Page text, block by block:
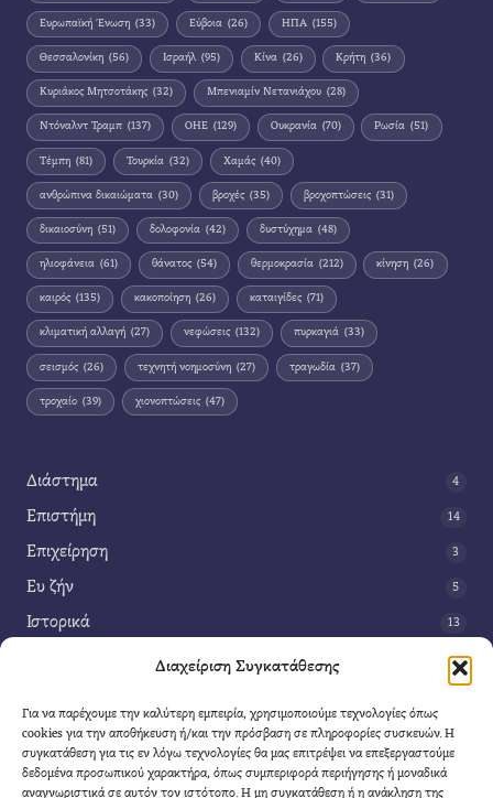
Διαχείριση Συγκατάθεσης
Για να παρέχουμε την καλύτερη εμπειρία, χρησιμοποιούμε τεχνολογίες όπως
cookies για την αποθήκευση ή/και την πρόσβαση σε πληροφορίες συσκευών. Η
συγκατάθεση για τις εν λόγω τεχνολογίες θα μας επιτρέψει να επεξεργαστούμε
δεδομένα προσωπικού χαρακτήρα, όπως συμπεριφορά περιήγησης ή μοναδικά
αναγνωριστικά σε αυτόν τον ιστότοπο. Η μη συγκατάθεση ή η ανάκληση της
Ευρωπαϊκή Ένωση (33) Εύβοια (26) ΗΠΑ (155)
Θεσσαλονίκη (56) Ισραήλ (95) Κίνα (26) Κρήτη (36)
Κυριάκος Μητσοτάκης (32) Μπενιαμίν Νετανιάχου (28)
Ντόναλντ Τραμπ (137) ΟΗΕ (129) Ουκρανία (70) Ρωσία (51)
Τέμπη (81) Τουρκία (32) Χαμάς (40)
ανθρώπινα δικαιώματα (30) βροχές (35) βροχοπτώσεις (31)
δικαιοσύνη (51) δολοφονία (42) δυστύχημα (48)
ηλιοφάνεια (61) θάνατος (54) θερμοκρασία (212) κίνηση (26)
καιρός (135) κακοποίηση (26) καταιγίδες (71)
κλιματική αλλαγή (27) νεφώσεις (132) πυρκαγιά (33)
σεισμός (26) τεχνητή νοημοσύνη (27) τραγωδία (37)
τροχαίο (39) χιονοπτώσεις (47)
Διάστημα 4
Επιστήμη 14
Επιχείρηση 3
Ευ ζήν 5
Ιστορικά 13
42
Τέχνη 3
Τεχνολογία